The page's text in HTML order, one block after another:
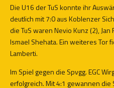
Die U16 der TuS konnte ihr
deutlich mit 7:0 aus Koblenzer
die TuS waren Nevio Kunz (2),
Ismael Shehata. Ein weiteres Tor
Lamberti.
Im Spiel gegen die Spvgg. EGC
erfolgreich. Mit 4:1 gewannen die